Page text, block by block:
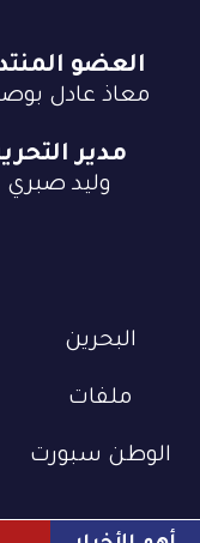
البحرين
ملفات
الوطن سبورت
العضو
معاذ عادل
مدير
وليد صبري